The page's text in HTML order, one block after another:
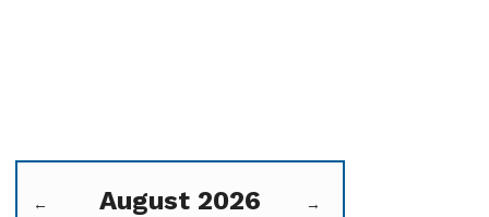
← August 2026 →